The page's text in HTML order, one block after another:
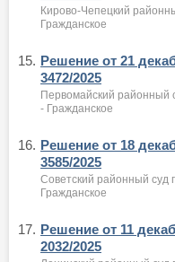
Кирово-Чепецкий
Гражданское
15. Решение от 21
3472/2025
Первомайский районный
- Гражданское
16. Решение от 18
3585/2025
Советский районный суд
Гражданское
17. Решение от 11
2032/2025